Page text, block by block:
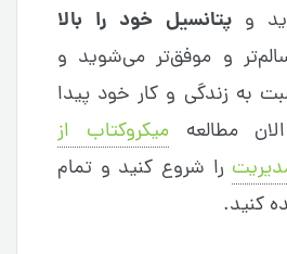
وپتانسیل خود را بالا
و موفق‌تر می‌شوید و
به زندگی و کار خود پیدا
مطالعهمیکروکتاب از
را شروع کنید و تمام
کنید.